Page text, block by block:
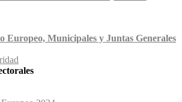
Europeo, Municipales y Juntas Generales